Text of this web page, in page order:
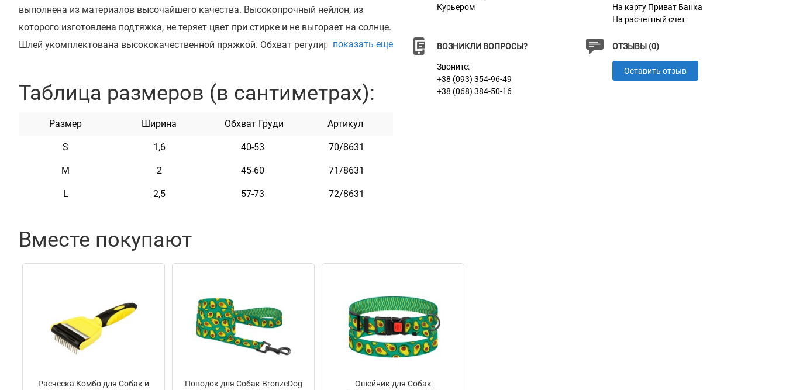
выполнена из материалов высочайшего качества. Высокопрочный нейлон, из
которого изготовлена подтяжка, не теряет цвет при стирке и не выгорает на солнце.
Шлей укомплектована высококачественной пряжкой. Обхват регулируется. Эта
мастера могут нагревать любую информацию по вашему желанию, например: ваши
Текст наносится с помощью лазера, поэтому с течением времени он не исчезнет.
Характеристики
Фурнитура
показать еще
Таблица размеров (в сантиметрах):
Размер Ширина Обхват Груди Артикул
S 1,6 40-53 70/8631
M 2 45-60 71/8631
L 2,5 57-73 72/8631
Курьером
На карту Приват Банка
На расчетный счет
ВОЗНИКЛИ ВОПРОСЫ?
Звоните:
+38 (093) 354-96-49
+38 (068) 384-50-16
ОТЗЫВЫ (0)
Оставить отзыв
Вместе покупают
Расческа Комбо для Собак и
Поводок для Собак BronzeDog
Ошейник для Собак